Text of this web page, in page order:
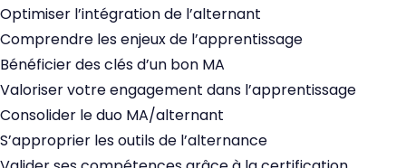
Optimiser l’intégration de l’alternant
Comprendre les enjeux de l’apprentissage
Bénéficier des clés d’un bon MA
Valoriser votre engagement dans l’apprentissage
Consolider le duo MA/alternant
S’approprier les outils de l’alternance